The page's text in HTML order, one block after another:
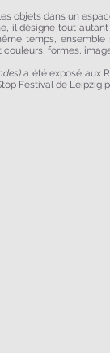
objets dans un
il désigne tout
temps,
formes,
a été exposé aux
Festival de Leipzig